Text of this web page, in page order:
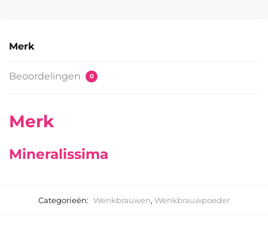
Merk
Beoordelingen 0
Merk
Mineralissima
Categorieën: Wenkbrauwen, Wenkbrauwpoeder